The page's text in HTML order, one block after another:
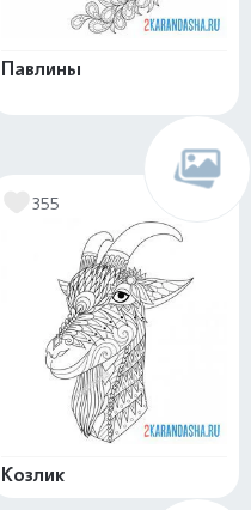
Павлины
355
Козлик